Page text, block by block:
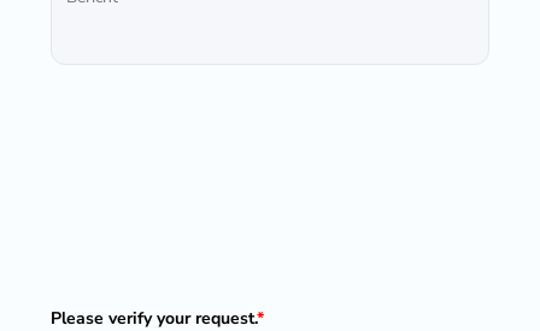
Please verify your request.*